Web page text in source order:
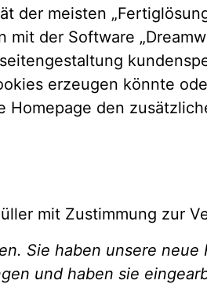
der meisten
der Software
erzeugen könnte
Homepage den
mit Zustimmung zur
Sie haben unsere
und haben sie